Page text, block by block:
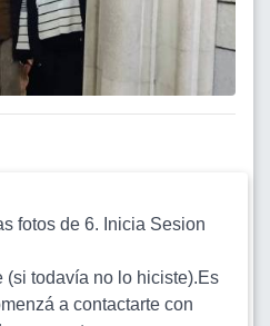
fotos de 6. Inicia Sesion
(si todavía no lo hiciste).Es
a contactarte con